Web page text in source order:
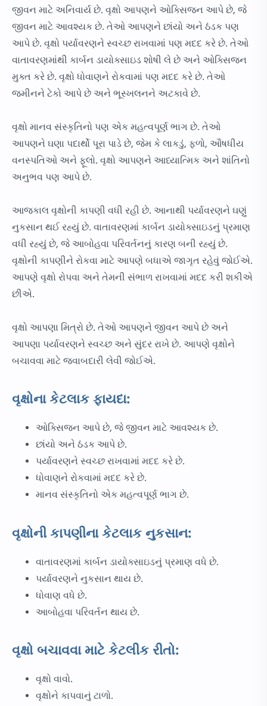
જીવન માટે અનિવાર્ય છે. વૃક્ષો આપણને ઓક્સિજન આપે છે, જે
જીવન માટે આવશ્યક છે. તેઓ આપણને છાંયો અને ઠંડક પણ
આપે છે. વૃક્ષો પર્યાવરણને સ્વચ્છ રાખવામાં પણ મદદ કરે છે. તેઓ
વાતાવરણમાંથી કાર્બન ડાયોક્સાઇડ શોષી લે છે અને ઓક્સિજન
મુક્ત કરે છે. વૃક્ષો ધોવાણને રોકવામાં પણ મદદ કરે છે. તેઓ
જમીનને ટેકો આપે છે અને ભૂસ્ખલનને અટકાવે છે.
વૃક્ષો માનવ સંસ્કૃતિનો પણ એક મહત્વપૂર્ણ ભાગ છે. તેઓ
આપણને ઘણા પદાર્થો પૂરા પાડે છે, જેમ કે લાકડું, ફળો, ઔષધીય
વનસ્પતિઓ અને ફૂલો. વૃક્ષો આપણને આધ્યાત્મિક અને શાંતિનો
અનુભવ પણ આપે છે.
આજકાલ વૃક્ષોની કાપણી વધી રહી છે. આનાથી પર્યાવરણને ઘણું
નુકસાન થઈ રહ્યું છે. વાતાવરણમાં કાર્બન ડાયોક્સાઇડનું પ્રમાણ
વધી રહ્યું છે, જે આબોહવા પરિવર્તનનું કારણ બની રહ્યું છે.
વૃક્ષોની કાપણીને રોકવા માટે આપણે બધાએ જાગૃત રહેવું જોઈએ.
આપણે વૃક્ષો રોપવા અને તેમની સંભાળ રાખવામાં મદદ કરી શકીએ
છીએ.
વૃક્ષો આપણા મિત્રો છે. તેઓ આપણને જીવન આપે છે અને
આપણા પર્યાવરણને સ્વચ્છ અને સુંદર રાખે છે. આપણે વૃક્ષોને
બચાવવા માટે જવાબદારી લેવી જોઈએ.
વૃક્ષોના કેટલાક ફાયદા:
ઓક્સિજન આપે છે, જે જીવન માટે આવશ્યક છે.
છાંયો અને ઠંડક આપે છે.
પર્યાવરણને સ્વચ્છ રાખવામાં મદદ કરે છે.
ધોવાણને રોકવામાં મદદ કરે છે.
માનવ સંસ્કૃતિનો એક મહત્વપૂર્ણ ભાગ છે.
વૃક્ષોની કાપણીના કેટલાક નુકસાન:
વાતાવરણમાં કાર્બન ડાયોક્સાઇડનું પ્રમાણ વધે છે.
પર્યાવરણને નુકસાન થાય છે.
ધોવાણ વધે છે.
આબોહવા પરિવર્તન થાય છે.
વૃક્ષો બચાવવા માટે કેટલીક રીતો:
વૃક્ષો વાવો.
વૃક્ષોને કાપવાનું ટાળો.